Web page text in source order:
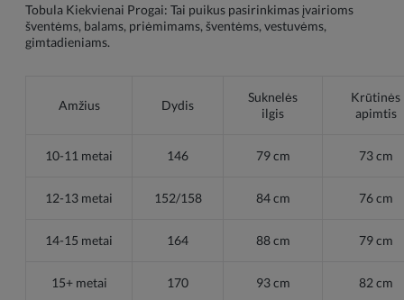
Tobula Kiekvienai Progai: Tai puikus pasirinkimas įvairioms
šventėms, balams, priėmimams, šventėms, vestuvėms,
gimtadieniams.
Amžius Dydis
Suknelės
ilgis
Krūtinės
apimtis
10-11 metai 146 79 cm 73 cm
12-13 metai 152/158 84 cm 76 cm
14-15 metai 164 88 cm 79 cm
15+ metai 170 93 cm 82 cm